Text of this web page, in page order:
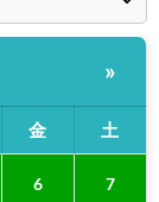
»
金 土
6 7